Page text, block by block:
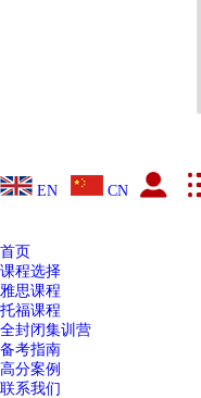
EN CN
首页
课程选择
雅思课程
托福课程
全封闭集训营
备考指南
高分案例
联系我们